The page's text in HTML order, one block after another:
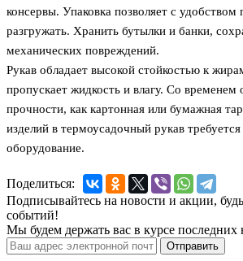
консервы. Упаковка позволяет с удобством
разгружать. Хранить бутылки и банки,
механических повреждений.
Рукав обладает высокой стойкостью к
пропускает жидкость и влагу. Со временем
прочности, как картонная или бумажная
изделий в термоусадочный рукав требуется
оборудование.
Поделиться:
Подписывайтесь на новости и акции,
событий!
Мы будем держать вас в курсе последних